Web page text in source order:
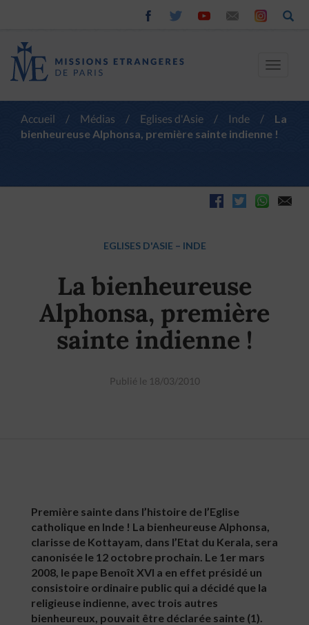
Toggle
Accueil / Médias / Eglises d'Asie / Inde /
La
bienheureuse Alphonsa, première sainte indienne !
EGLISES D'ASIE – INDE
La bienheureuse
Alphonsa, première
sainte indienne !
Publié le 18/03/2010
Première sainte dans l’histoire de l’Eglise
catholique en Inde ! La bienheureuse Alphonsa,
clarisse de Kottayam, dans l’Etat du Kerala, sera
canonisée le 12 octobre prochain. Le 1er mars
2008, le pape Benoît XVI a en effet présidé un
consistoire ordinaire public qui a décidé que la
religieuse indienne, avec trois autres
bienheureux, pouvait être déclarée sainte (1).